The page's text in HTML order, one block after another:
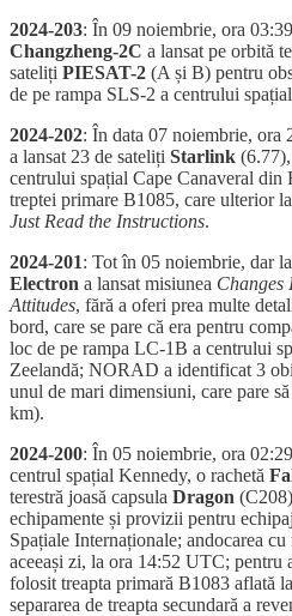
2024-203: În 09 noiembrie, ora
Changzheng-2C a lansat pe orbită
sateliți PIESAT-2 (A și B) pentru
de pe rampa SLS-2 a centrului
2024-202: În data 07 noiembrie, ora
a lansat 23 de sateliți Starlink
centrului spațial Cape Canaveral din
treptei primare B1085, care ulterior
Just Read the Instructions.
2024-201: Tot în 05 noiembrie, dar
Electron a lansat misiunea Changes
Attitudes, fără a oferi prea multe
bord, care se pare că era pentru
loc de pe rampa LC-1B a centrului
Zeelandă; NORAD a identificat 3
unul de mari dimensiuni, care pare
km).
2024-200: În 05 noiembrie, ora
centrul spațial Kennedy, o rachetă
terestră joasă capsula Dragon
echipamente și provizii pentru
Spațiale Internaționale; andocarea
aceeași zi, la ora 14:52 UTC; pentru
folosit treapta primară B1083 aflată
separarea de treapta secundară a